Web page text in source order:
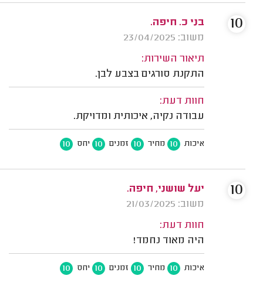
בני כ. חיפה.
משוב: 23/04/2025
תיאור השירות:
התקנת סורגים בצבע לבן.
חוות דעת:
עבודה נקיה, איכותית ומדויקת.
איכות 10 מחיר 10 זמנים 10 יחס 10
10
יעל שושני, חיפה.
משוב: 21/03/2025
חוות דעת:
היה מאוד נחמד!
איכות 10 מחיר 10 זמנים 10 יחס 10
10